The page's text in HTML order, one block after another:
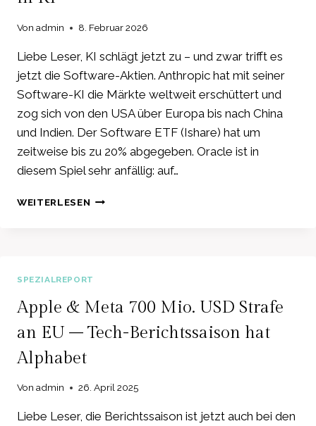
–
MARKTWIRTSCHAFT
IST
WELTWEIT
ABGESCHAFFT
–
METAVISTA
3D
ANKER!
Von admin 8. Februar 2026
Liebe Leser, KI schlägt jetzt zu – und zwar trifft es
jetzt die Software-Aktien. Anthropic hat mit seiner
Software-KI die Märkte weltweit erschüttert und
zog sich von den USA über Europa bis nach China
und Indien. Der Software ETF (Ishare) hat um
zeitweise bis zu 20% abgegeben. Oracle ist in
diesem Spiel sehr anfällig: auf…
WEITERLESEN BIG-
KI-
NTER D
RSCHÜTTERT D
INANZ-W
SPEZIALREPORT
Apple & Meta 700 Mio. USD Strafe
an EU – Tech-Berichtssaison hat
Alphabet
Von admin 26. April 2025
Liebe Leser, die Berichtssaison ist jetzt auch bei den